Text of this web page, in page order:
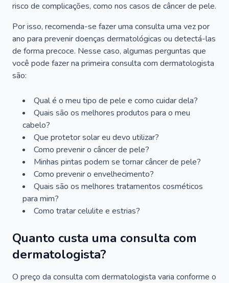
risco de complicações, como nos casos de câncer de pele.
Por isso, recomenda-se fazer uma consulta uma vez por
ano para prevenir doenças dermatológicas ou detectá-las
de forma precoce. Nesse caso, algumas perguntas que
você pode fazer na primeira consulta com dermatologista
são:
Qual é o meu tipo de pele e como cuidar dela?
Quais são os melhores produtos para o meu
cabelo?
Que protetor solar eu devo utilizar?
Como prevenir o câncer de pele?
Minhas pintas podem se tornar câncer de pele?
Como prevenir o envelhecimento?
Quais são os melhores tratamentos cosméticos
para mim?
Como tratar celulite e estrias?
Quanto custa uma consulta com
dermatologista?
O preço da consulta com dermatologista varia conforme o